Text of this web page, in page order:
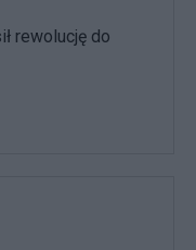
rewolucję do